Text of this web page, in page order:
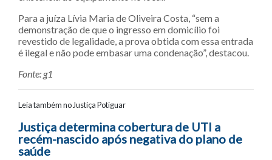
Para a juíza Lívia Maria de Oliveira Costa, “sem a
demonstração de que o ingresso em domicílio foi
revestido de legalidade, a prova obtida com essa entrada
é ilegal e não pode embasar uma condenação”, destacou.
Fonte: g1
Leia também no Justiça Potiguar
Navegação entre posts
Justiça determina cobertura de UTI a
recém-nascido após negativa do plano de
saúde